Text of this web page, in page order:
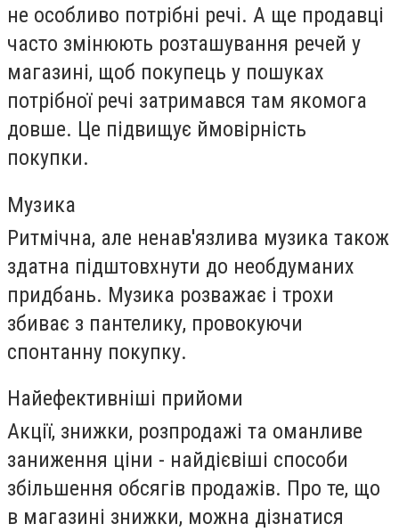
не особливо потрібні речі. А ще продавці
часто змінюють розташування речей у
магазині, щоб покупець у пошуках
потрібної речі затримався там якомога
довше. Це підвищує ймовірність
покупки.
Музика
Ритмічна, але ненав'язлива музика також
здатна підштовхнути до необдуманих
придбань. Музика розважає і трохи
збиває з пантелику, провокуючи
спонтанну покупку.
Найефективніші прийоми
Акції, знижки, розпродажі та оманливе
заниження ціни - найдієвіші способи
збільшення обсягів продажів. Про те, що
в магазині знижки, можна дізнатися